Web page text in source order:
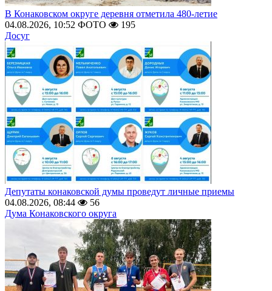
В Конаковском округе деревня отметила 480-летие
04.08.2026, 10:52 ФОТО
195
Досуг
Депутаты конаковской думы проведут личные приемы
04.08.2026, 08:44
56
Дума Конаковского округа